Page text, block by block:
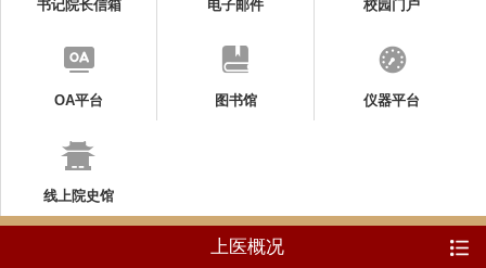
书记院长信箱 电子邮件 校园门户
OA平台 图书馆 仪器平台
线上院史馆
上医概况